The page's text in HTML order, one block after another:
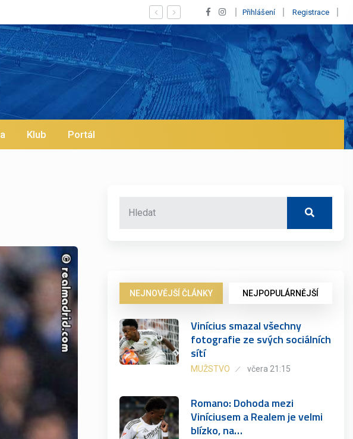
Vypískaný Vinícius! Blíží se jeho odchod z Realu a pustí se klub na trh už v
Přihlášení Registrace
Klub Portál
NEJNOVĚJŠÍ ČLÁNKY NEJPOPULÁRNĚJŠÍ
Vinícius smazal všechny
fotografie ze svých sociálních
sítí
MUŽSTVO včera 21:15
Romano: Dohoda mezi
Viníciusem a Realem je velmi
blízko, na…